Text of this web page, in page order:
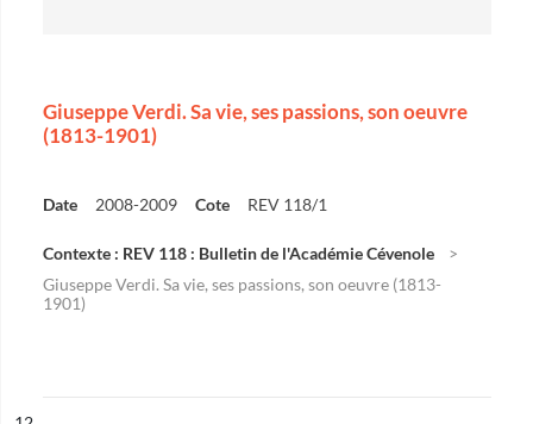
Giuseppe Verdi. Sa vie, ses passions, son oeuvre
(1813-1901)
Date 2008-2009 Cote REV 118/1
Contexte : REV 118 : Bulletin de l'Académie Cévenole
Giuseppe Verdi. Sa vie, ses passions, son oeuvre (1813-
1901)